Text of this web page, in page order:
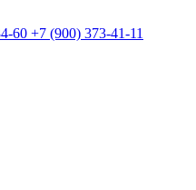
60 +7 (900) 373-41-11